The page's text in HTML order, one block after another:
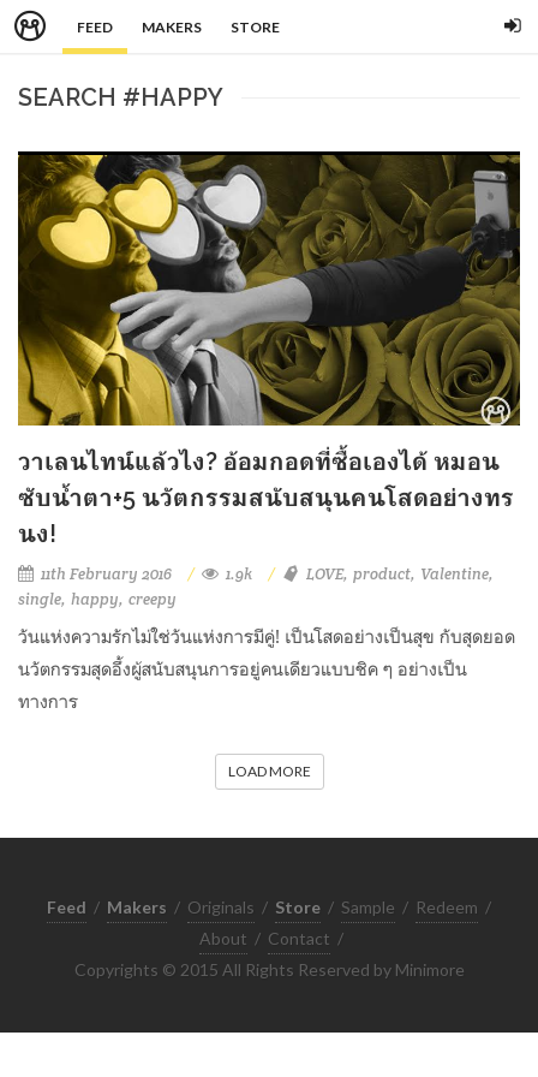
FEED MAKERS STORE
SEARCH #HAPPY
วาเลนไทน์แล้วไง? อ้อมกอดที่ซื้อเองได้ หมอน
ซับน้ำตา+5 นวัตกรรมสนับสนุนคนโสดอย่างทร
นง!
11th February 2016 1.9k LOVE product Valentine
single happy creepy
วันแห่งความรักไม่ใช่วันแห่งการมีคู่! เป็นโสดอย่างเป็นสุข กับสุดยอด
นวัตกรรมสุดอึ้งผู้สนับสนุนการอยู่คนเดียวแบบชิค ๆ อย่างเป็น
ทางการ
LOAD MORE
Feed / Makers / Originals / Store / Sample / Redeem /
About / Contact /
Copyrights © 2015 All Rights Reserved by Minimore